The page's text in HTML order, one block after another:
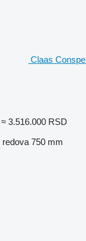
Claas
≈ 3.516.000 RSD
redova 750 mm